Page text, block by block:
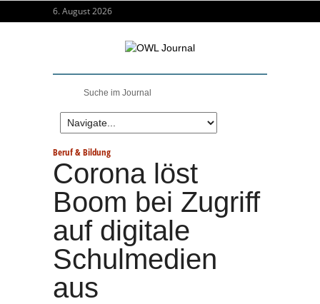
6. August 2026
Beruf & Bildung
Corona löst
Boom bei Zugriff
auf digitale
Schulmedien
aus